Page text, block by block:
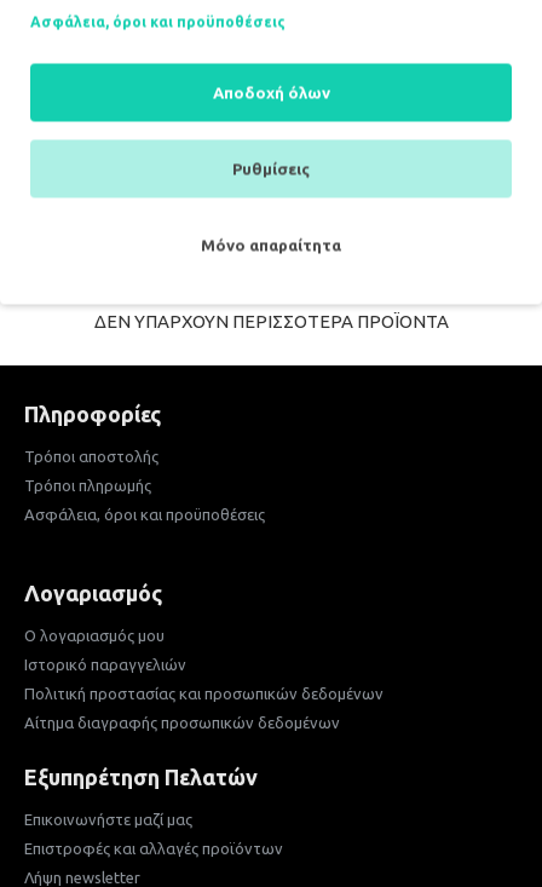
4,67€ 3,51€
ΔΕΝ ΥΠΑΡΧΟΥΝ ΠΕΡΙΣΣΟΤΕΡΑ ΠΡΟΪΟΝΤΑ
Πληροφορίες
Τρόποι αποστολής
Τρόποι πληρωμής
Ασφάλεια, όροι και προϋποθέσεις
Λογαριασμός
Ο λογαριασμός μου
Ιστορικό παραγγελιών
Πολιτική προστασίας και προσωπικών δεδομένων
Αίτημα διαγραφής προσωπικών δεδομένων
Εξυπηρέτηση Πελατών
Επικοινωνήστε μαζί μας
Επιστροφές και αλλαγές προϊόντων
Λήψη newsletter
Ασφάλεια, όροι και προϋποθέσεις
Αποδοχή όλων
Ρυθμίσεις
Μόνο απαραίτητα